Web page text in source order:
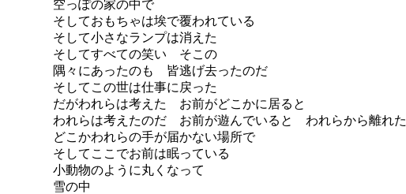
空っぽの家の中で
そしておもちゃは埃で覆われている
そして小さなランプは消えた
そしてすべての笑い そこの
隅々にあったのも 皆逃げ去ったのだ
そしてこの世は仕事に戻った
だがわれらは考えた お前がどこかに居ると
われらは考えたのだ お前が遊んでいると われらから離れた
どこかわれらの手が届かない場所で
そしてここでお前は眠っている
小動物のように丸くなって
雪の中